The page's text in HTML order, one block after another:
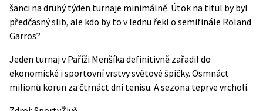
šanci na druhý týden turnaje minimálně. Útok na titul by byl
předčasný slib, ale kdo by to v lednu řekl o semifinále Roland
Garros?
Jeden turnaj v Paříži Menšíka definitivně zařadil do
ekonomické i sportovní vrstvy světové špičky. Osmnáct
milionů korun za čtrnáct dní tenisu. A sezona teprve vrcholí.